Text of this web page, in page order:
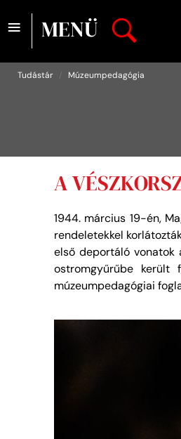
MENÜ
≡
Tudástár Múzeumpedagógia
A
1944. március 19-én,
rendeletekkel
első deportáló vonatok
ostromgyűrűbe került
múzeumpedagógiai